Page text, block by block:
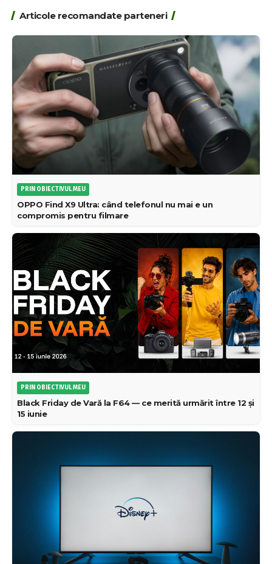
Articole recomandate parteneri
PRIN OBIECTIVUL MEU
OPPO Find X9 Ultra: când telefonul nu mai e un
compromis pentru filmare
PRIN OBIECTIVUL MEU
Black Friday de Vară la F64 — ce merită urmărit între 12 și
15 iunie